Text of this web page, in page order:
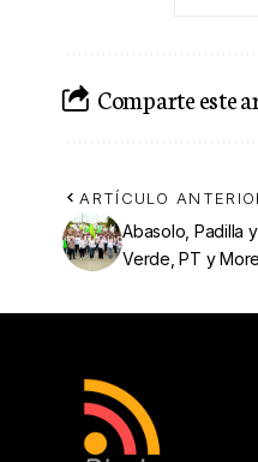
Comparte este
ARTÍCULO
Abasolo, Padilla
Verde, PT y